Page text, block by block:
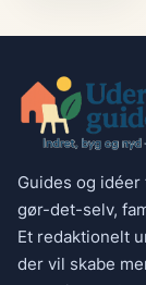
Guides og
gør-det-selv,
Et redaktionelt
der vil skabe